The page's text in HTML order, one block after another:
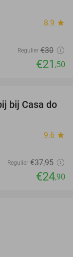
8.9 star
Regulier €30
€21 ,50
34%
bij Casa do
9.6 star
Regulier €37,95
€24,90